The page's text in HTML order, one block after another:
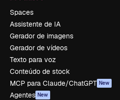
Spaces
Assistente de IA
Gerador de imagens
Gerador de vídeos
Texto para voz
Conteúdo de stock
MCP para Claude/ChatGPT New
Agentes New